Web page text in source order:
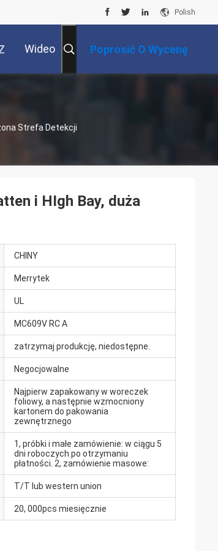
Polish
Wideo Poprosić O Wycenę
Strefa Detekcji
i HIgh Bay, duża
CHINY
Merrytek
UL
MC609V RC A
zatrzymaj produkcję, niedostępne.
Negocjowalne
Najpierw zapakowany w woreczek
foliowy, a następnie wzmocniony
kartonem do pakowania
zewnętrznego
1, próbki i małe zamówienie: w ciągu 5
dni roboczych po otrzymaniu
płatności. 2, zamówienie masowe:
T/T lub western union
20, 000pcs miesięcznie